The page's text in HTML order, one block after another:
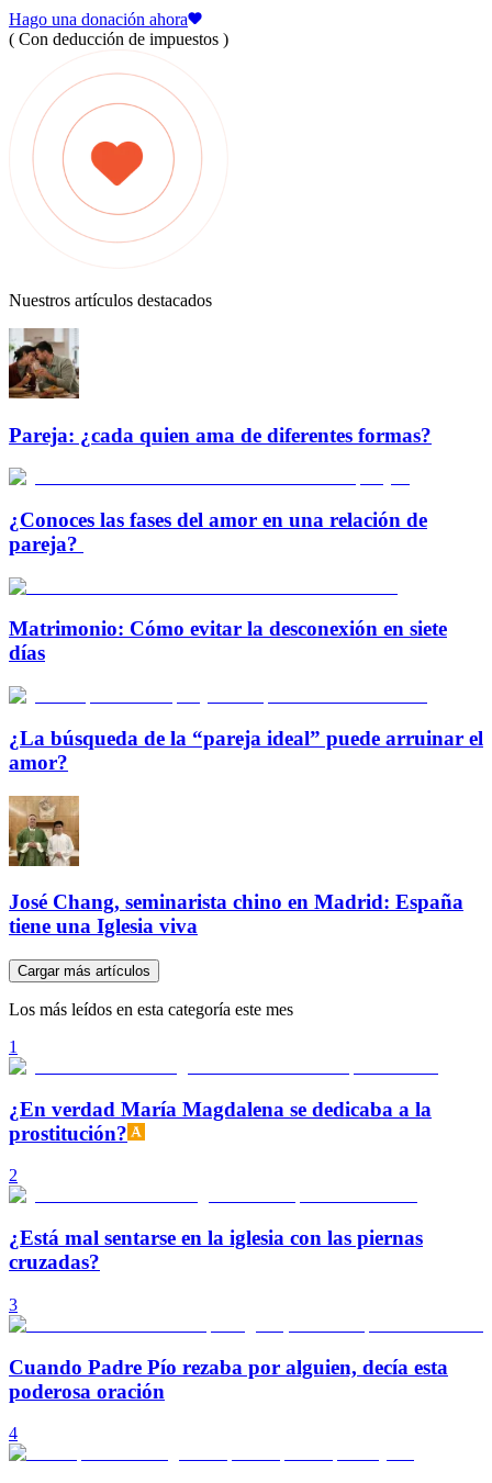
Hago una donación ahora
( Con deducción de impuestos )
Nuestros artículos destacados
Pareja: ¿cada quien ama de diferentes formas?
¿Conoces las fases del amor en una relación de
pareja?
Matrimonio: Cómo evitar la desconexión en siete
días
¿La búsqueda de la “pareja ideal” puede arruinar el
amor?
José Chang, seminarista chino en Madrid: España
tiene una Iglesia viva
Cargar más artículos
Los más leídos en esta categoría este mes
1
¿En verdad María Magdalena se dedicaba a la
prostitución?
2
¿Está mal sentarse en la iglesia con las piernas
cruzadas?
3
Cuando Padre Pío rezaba por alguien, decía esta
poderosa oración
4